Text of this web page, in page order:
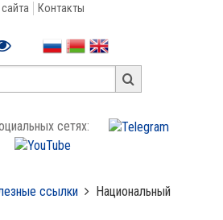
сайта
Контакты
сетях:
ссылки
Национальный